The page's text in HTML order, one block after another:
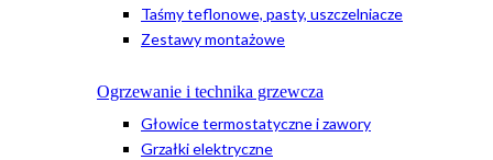
Taśmy teflonowe, pasty, uszczelniacze
Zestawy montażowe
Ogrzewanie i technika grzewcza
Głowice termostatyczne i zawory
Grzałki elektryczne